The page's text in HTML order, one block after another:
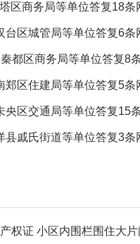
商务局等单位答复18条网民
区城管局等单位答复6条网民
区商务局等单位答复8条网民
区住建局等单位答复5条网民
交通局等单位答复15条网民
戚氏街道等单位答复3条网民
证 小区内围栏围住大片闲置